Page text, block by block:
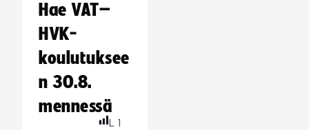
Hae VAT–
HVK-
koulutuksee
n 30.8.
mennessä
L 1